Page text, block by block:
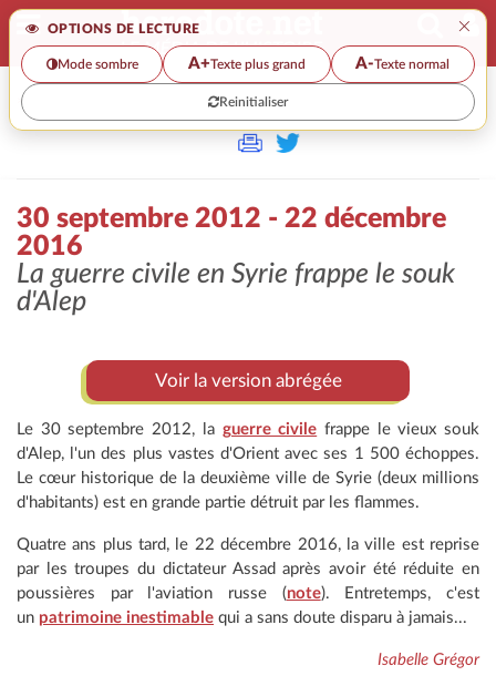
OPTIONS DE LECTURE ×
Mode sombre A+Texte plus grand A-Texte normal
Reinitialiser
>
30 septembre 2012 - 22 décembre
2016
La guerre civile en Syrie frappe le souk
d'Alep
Voir la version abrégée
Le 30 septembre 2012, la guerre civile frappe le vieux souk
d'Alep, l'un des plus vastes d'Orient avec ses 1 500 échoppes.
Le cœur historique de la deuxième ville de Syrie (deux millions
d'habitants) est en grande partie détruit par les flammes.
Quatre ans plus tard, le 22 décembre 2016, la ville est reprise
par les troupes du dictateur Assad après avoir été réduite en
poussières par l'aviation russe (note). Entretemps, c'est
un patrimoine inestimable qui a sans doute disparu à jamais...
Isabelle Grégor